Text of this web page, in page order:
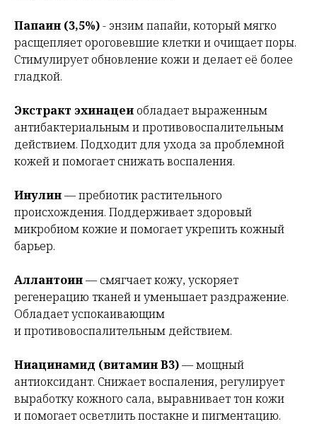
Папаин (3,5%)- энзим папайи, который мягко
расщепляет ороговевшие клетки и очищает поры.
Стимулирует обновление кожи и делает её более
гладкой.
Экстракт эхинацеиобладает выраженным
антибактериальным и противовоспалительным
действием. Подходит для ухода за проблемной
кожей и помогает снижать воспаления.
Инулин— пребиотик растительного
происхождения. Поддерживает здоровый
микробиом кожие и помогает укрепить кожный
барьер.
Аллантоин— смягчает кожу, ускоряет
регенерацию тканей и уменьшает раздражение.
Обладает успокаивающим
и противовоспалительным действием.
Ниацинамид (витамин B3)— мощный
антиоксидант. Снижает воспаления, регулирует
выработку кожного сала, выравнивает тон кожи
и помогает осветлить постакне и пигментацию.